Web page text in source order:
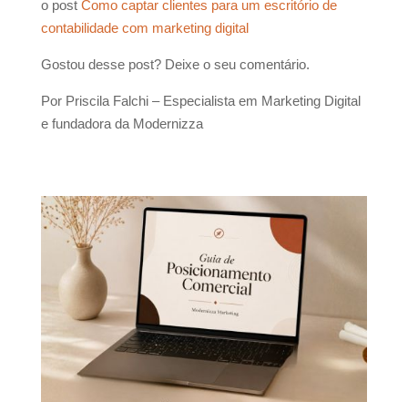
o post Como captar clientes para um escritório de
contabilidade com marketing digital
Gostou desse post? Deixe o seu comentário.
Por Priscila Falchi – Especialista em Marketing Digital
e fundadora da Modernizza